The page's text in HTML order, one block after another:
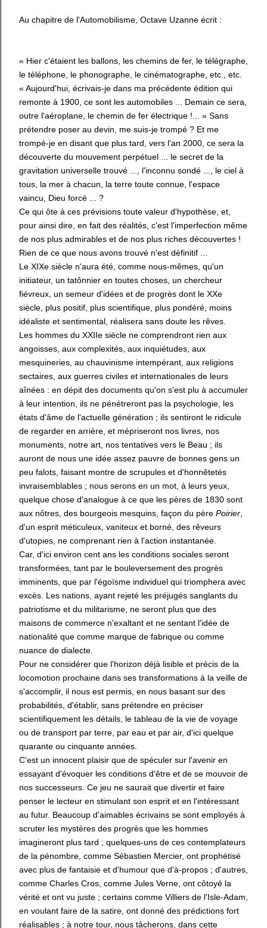
Au chapitre de l'Automobilisme, Octave Uzanne écrit :
« Hier c'étaient les ballons, les chemins de fer, le télégraphe,
le téléphone, le phonographe, le cinématographe, etc., etc.
« Aujourd'hui, écrivais-je dans ma précédente édition qui
remonte à 1900, ce sont les automobiles ... Demain ce sera,
outre l'aéroplane, le chemin de fer électrique !... » Sans
prétendre poser au devin, me suis-je trompé ? Et me
trompé-je en disant que plus tard, vers l'an 2000, ce sera la
découverte du mouvement perpétuel ... le secret de la
gravitation universelle trouvé ..., l'inconnu sondé ..., le ciel à
tous, la mer à chacun, la terre toute connue, l'espace
vaincu, Dieu forcé ... ?
Ce qui ôte à ces prévisions toute valeur d'hypothèse, et,
pour ainsi dire, en fait des réalités, c'est l'imperfection même
de nos plus admirables et de nos plus riches découvertes !
Rien de ce que nous avons trouvé n'est définitif ...
Le XIXe siècle n'aura été, comme nous-mêmes, qu'un
initiateur, un tatônnier en toutes choses, un chercheur
fiévreux, un semeur d'idées et de progrès dont le XXe
siècle, plus positif, plus scientifique, plus pondéré, moins
idéaliste et sentimental, réalisera sans doute les rêves.
Les hommes du XXIIe siècle ne comprendront rien aux
angoisses, aux complexités, aux inquiétudes, aux
mesquineries, au chauvinisme intempérant, aux religions
sectaires, aux guerres civiles et internationales de leurs
aînées : en dépit des documents qu'on s'est plu à accumuler
à leur intention, ils ne pénétreront pas la psychologie, les
états d'âme de l'actuelle génération ; ils sentiront le ridicule
de regarder en arrière, et mépriseront nos livres, nos
monuments, notre art, nos tentatives vers le Beau ; ils
auront de nous une idée assez pauvre de bonnes gens un
peu falots, faisant montre de scrupules et d'honnêtetés
invraisemblables ; nous serons en un mot, à leurs yeux,
quelque chose d'analogue à ce que les pères de 1830 sont
aux nôtres, des bourgeois mesquins, façon du père Poirier
d'un esprit méticuleux, vaniteux et borné, des rêveurs
d'utopies, ne comprenant rien à l'action instantanée.
Car, d'ici environ cent ans les conditions sociales seront
transformées, tant par le bouleversement des progrès
imminents, que par l'égoïsme individuel qui triomphera avec
excès. Les nations, ayant rejeté les préjugés sanglants du
patriotisme et du militarisme, ne seront plus que des
maisons de commerce n'exaltant et ne sentant l'idée de
nationalité que comme marque de fabrique ou comme
nuance de dialecte.
Pour ne considérer que l'horizon déjà lisible et précis de la
locomotion prochaine dans ses transformations à la veille de
s'accomplir, il nous est permis, en nous basant sur des
probabilités, d'établir, sans prétendre en préciser
scientifiquement les détails, le tableau de la vie de voyage
ou de transport par terre, par eau et par air, d'ici quelque
quarante ou cinquante années.
C'est un innocent plaisir que de spéculer sur l'avenir en
essayant d'évoquer les conditions d'être et de se mouvoir de
nos successeurs. Ce jeu ne saurait que divertir et faire
penser le lecteur en stimulant son esprit et en l'intéressant
au futur. Beaucoup d'aimables écrivains se sont employés à
scruter les mystères des progrès que les hommes
imagineront plus tard ; quelques-uns de ces contemplateurs
de la pénombre, comme Sébastien Mercier, ont prophétisé
avec plus de fantaisie et d'humour que d'à-propos ; d'autres,
comme Charles Cros, comme Jules Verne, ont côtoyé la
vérité et ont vu juste ; certains comme Villiers de l'Isle-Adam,
en voulant faire de la satire, ont donné des prédictions fort
réalisables ; à notre tour, nous tâcherons, dans cette